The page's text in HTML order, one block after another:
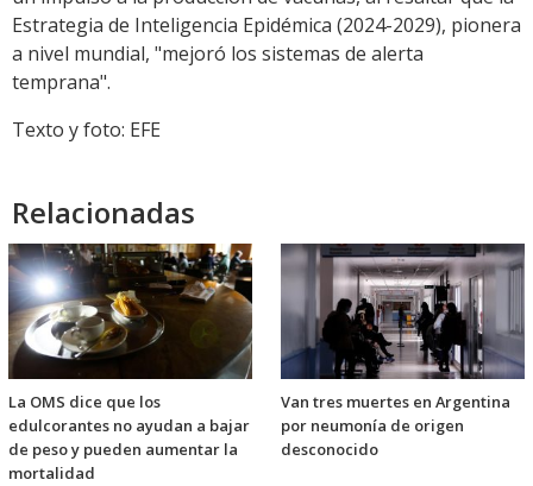
Estrategia de Inteligencia Epidémica (2024-2029), pionera
a nivel mundial, "mejoró los sistemas de alerta
temprana".
Texto y foto: EFE
Relacionadas
La OMS dice que los
edulcorantes no ayudan a bajar
de peso y pueden aumentar la
mortalidad
Van tres muertes en Argentina
por neumonía de origen
desconocido